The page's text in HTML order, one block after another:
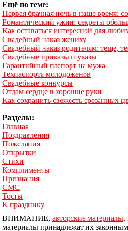
Ещё по теме:
Первая брачная ночь в наше время:
Романтический ужин: секреты
Как оставаться интересной для
Свадебный наказ жениху
Свадебный наказ родителям: теще,
Свадебные приказы и указы
Гарантийный паспорт на мужа
Техпаспорта молодоженов
Свадебные конкурсы
Отдам сердце в хорошие руки
Как сохранить свежесть срезанных
Разделы:
Главная
Поздравления
Пожелания
Открытки
Стихи
Комплименты
Признания
СМС
Тосты
К празднику
ВНИМАНИЕ, авторские материалы.
материалы принадлежат их